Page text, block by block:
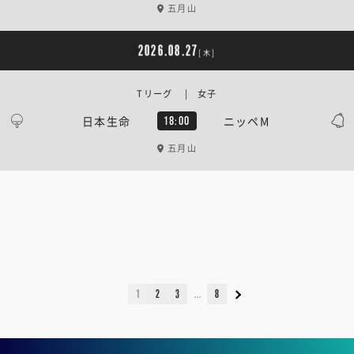
五月山
2026.08.27 [木]
日本生命 18:00 ニッペM
Tリーグ | 女子
五月山
1 2 3 8